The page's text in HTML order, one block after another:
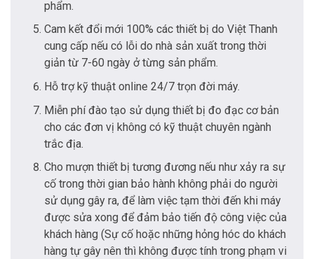
phẩm.
Cam kết đổi mới 100% các thiết bị do Việt Thanh
cung cấp nếu có lỗi do nhà sản xuất trong thời
giản từ 7-60 ngày ở từng sản phẩm.
Hỗ trợ kỹ thuật online 24/7 trọn đời máy.
Miễn phí đào tạo sử dụng thiết bị đo đạc cơ bản
cho các đơn vị không có kỹ thuật chuyên ngành
trắc địa.
Cho mượn thiết bị tương đương nếu như xảy ra sự
cố trong thời gian bảo hành không phải do người
sử dụng gây ra, để làm việc tạm thời đến khi máy
được sửa xong để đảm bảo tiến độ công việc của
khách hàng (Sự cố hoặc những hỏng hóc do khách
hàng tự gây nên thì không được tính trong phạm vi